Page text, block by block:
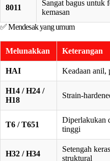
8011
Sangat bagus untuk
kemasan
✅ Mendesak yang umum
Melunakkan Keterangan
HAI Keadaan anil,
H14 / H24 /
H18
Strain-
T6 / T651
Diperlakukan
tinggi
H32 / H34
Setengah
struktural